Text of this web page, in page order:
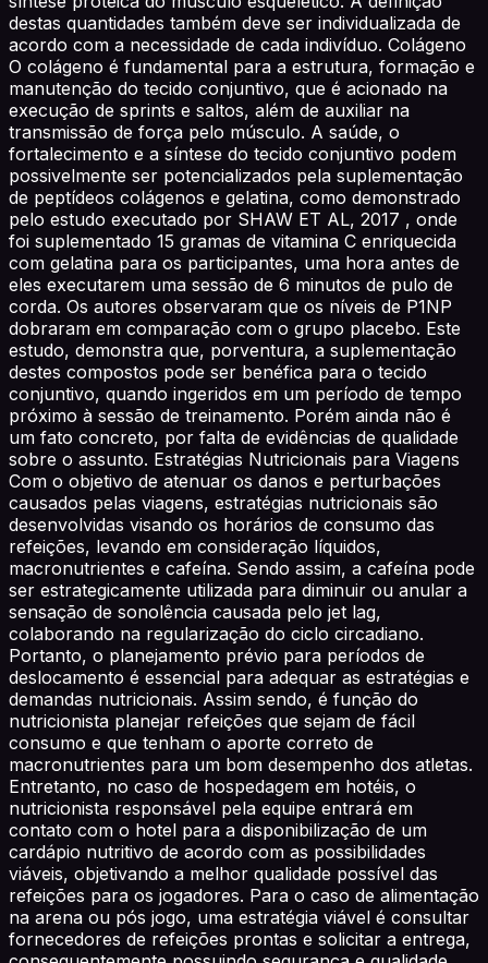
destas quantidades também deve ser individualizada de
acordo com a necessidade de cada indivíduo. Colágeno
O colágeno é fundamental para a estrutura, formação e
manutenção do tecido conjuntivo, que é acionado na
execução de sprints e saltos, além de auxiliar na
transmissão de força pelo músculo. A saúde, o
fortalecimento e a síntese do tecido conjuntivo podem
possivelmente ser potencializados pela suplementação
de peptídeos colágenos e gelatina, como demonstrado
pelo estudo executado por SHAW ET AL, 2017 , onde
foi suplementado 15 gramas de vitamina C enriquecida
com gelatina para os participantes, uma hora antes de
eles executarem uma sessão de 6 minutos de pulo de
corda. Os autores observaram que os níveis de P1NP
dobraram em comparação com o grupo placebo. Este
estudo, demonstra que, porventura, a suplementação
destes compostos pode ser benéfica para o tecido
conjuntivo, quando ingeridos em um período de tempo
próximo à sessão de treinamento. Porém ainda não é
um fato concreto, por falta de evidências de qualidade
sobre o assunto. Estratégias Nutricionais para Viagens
Com o objetivo de atenuar os danos e perturbações
causados pelas viagens, estratégias nutricionais são
desenvolvidas visando os horários de consumo das
refeições, levando em consideração líquidos,
macronutrientes e cafeína. Sendo assim, a cafeína pode
ser estrategicamente utilizada para diminuir ou anular a
sensação de sonolência causada pelo jet lag,
colaborando na regularização do ciclo circadiano.
Portanto, o planejamento prévio para períodos de
deslocamento é essencial para adequar as estratégias e
demandas nutricionais. Assim sendo, é função do
nutricionista planejar refeições que sejam de fácil
consumo e que tenham o aporte correto de
macronutrientes para um bom desempenho dos atletas.
Entretanto, no caso de hospedagem em hotéis, o
nutricionista responsável pela equipe entrará em
contato com o hotel para a disponibilização de um
cardápio nutritivo de acordo com as possibilidades
viáveis, objetivando a melhor qualidade possível das
refeições para os jogadores. Para o caso de alimentação
na arena ou pós jogo, uma estratégia viável é consultar
fornecedores de refeições prontas e solicitar a entrega,